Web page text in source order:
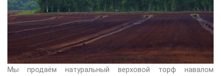
Мы продаём натуральный верховой торф навалом